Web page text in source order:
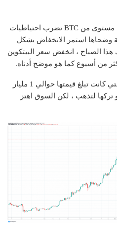
تمثل التدفقات الداخلة إلى أعلى مستوى من BTC تضرب احتياطيات
وضحاها استمر الانخفاض بشكل
الصباح ، انخفض سعر البيتكوين
لا يوجد أي تحديد لعدد 28000 ، التي كانت تبلغ قيمتها حوالي 1 مليار
تركها لتذهب ، لكن السوق اهتز